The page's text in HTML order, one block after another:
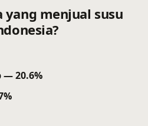
menjual susu
— 20.6%